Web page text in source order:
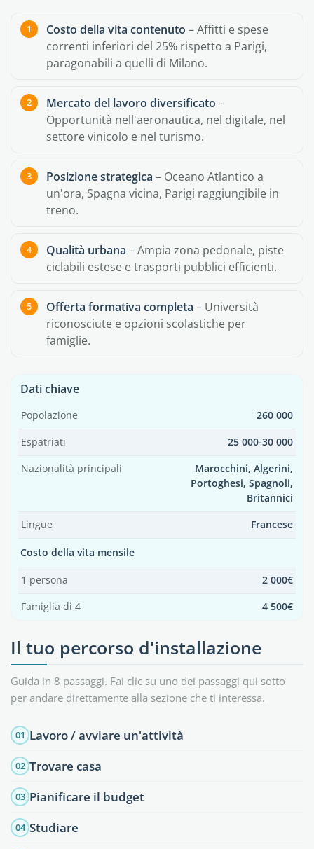
Costo della vita contenuto – Affitti e spese
correnti inferiori del 25% rispetto a Parigi,
paragonabili a quelli di Milano.
Mercato del lavoro diversificato –
Opportunità nell'aeronautica, nel digitale, nel
settore vinicolo e nel turismo.
Posizione strategica – Oceano Atlantico a
un'ora, Spagna vicina, Parigi raggiungibile in
treno.
Qualità urbana – Ampia zona pedonale, piste
ciclabili estese e trasporti pubblici efficienti.
Offerta formativa completa – Università
riconosciute e opzioni scolastiche per
famiglie.
Dati chiave
Popolazione 260 000
Espatriati 25 000-30 000
Nazionalità principali
Marocchini, Algerini,
Portoghesi, Spagnoli,
Britannici
Lingue Francese
Costo della vita mensile
1 persona 2 000€
Famiglia di 4 4 500€
Il tuo percorso d'installazione
Guida in 8 passaggi. Fai clic su uno dei passaggi qui sotto
per andare direttamente alla sezione che ti interessa.
01 Lavoro / avviare un'attività
02 Trovare casa
03 Pianificare il budget
04 Studiare